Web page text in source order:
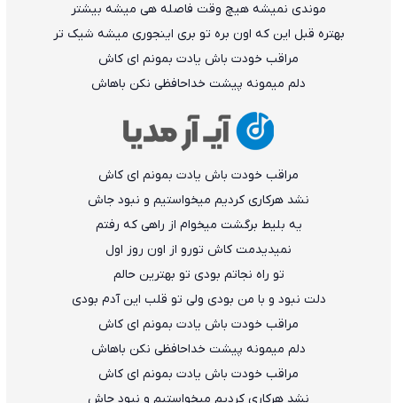
موندی نمیشه هیچ وقت فاصله هی میشه بیشتر
بهتره قبل این که اون بره تو بری اینجوری میشه شیک تر
مراقب خودت باش یادت بمونم ای کاش
دلم میمونه پیشت خداحافظی نکن باهاش
مراقب خودت باش یادت بمونم ای کاش
نشد هرکاری کردیم میخواستیم و نبود جاش
یه بلیط برگشت میخوام از راهی که رفتم
نمیدیدمت کاش تورو از اون روز اول
تو راه نجاتم بودی تو بهترین حالم
دلت نبود و با من بودی ولی تو قلب این آدم بودی
مراقب خودت باش یادت بمونم ای کاش
دلم میمونه پیشت خداحافظی نکن باهاش
مراقب خودت باش یادت بمونم ای کاش
نشد هرکاری کردیم میخواستیم و نبود جاش